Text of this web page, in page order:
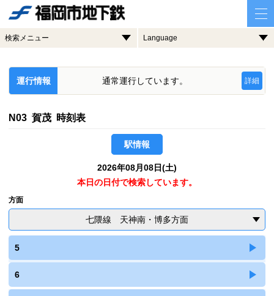
検索メニュー Language
運行情報 通常運行しています。 詳細
N03 賀茂 時刻表
駅情報
2026年08月08日(土)
本日の日付で検索しています。
方面
七隈線 天神南・博多方面
5
6